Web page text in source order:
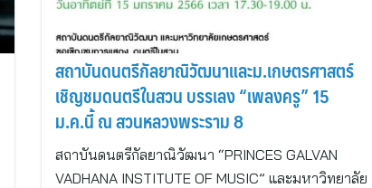
สถาบันดนตรีกัลยาณิวัฒนาและม.เกษตรศาสตร์
เชิญชมดนตรีในสวน บรรเลง “เพลงครู” 15
ม.ค.นี้ ณ สวนหลวงพระราม 8
สถาบันดนตรีกัลยาณิวัฒนา “PRINCES GALVAN
VADHANA INSTITUTE OF MUSIC” และมหาวิทยาลัย